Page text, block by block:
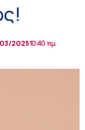
202510:40 πμ